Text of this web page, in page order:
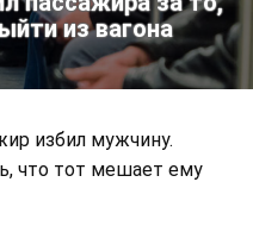
из вагона
избил мужчину.
что тот мешает ему